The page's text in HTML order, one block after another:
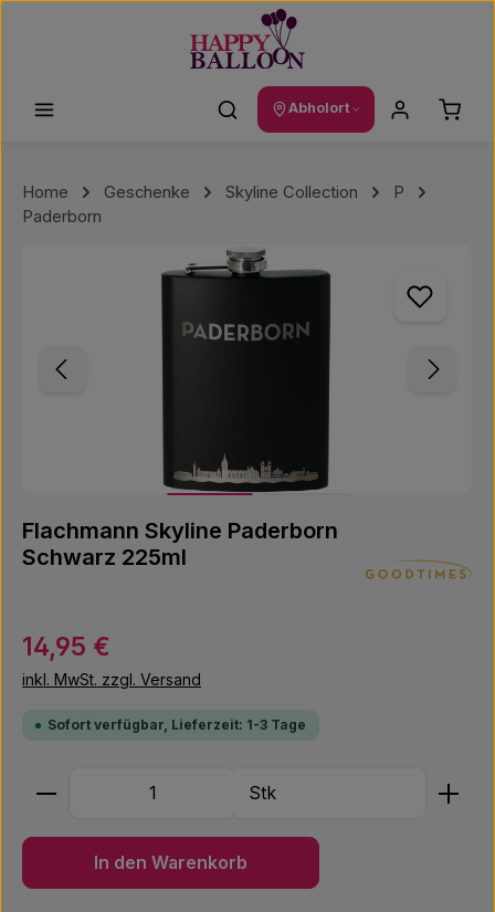
Abholort
Home Geschenke Skyline Collection
P
Paderborn
Flachmann Skyline Paderborn
Schwarz 225ml
Regulärer Preis:
14,95 €
inkl. MwSt. zzgl. Versand
Sofort verfügbar, Lieferzeit: 1-3 Tage
Produkt Anzahl: Gib den gewünschten Wert ein
Stk
In den Warenkorb